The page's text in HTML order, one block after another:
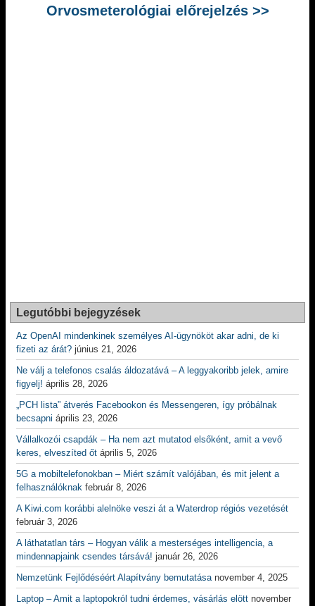
Orvosmeterológiai előrejelzés >>
Legutóbbi bejegyzések
Az OpenAI mindenkinek személyes AI-ügynököt akar adni, de ki
fizeti az árát? június 21, 2026
Ne válj a telefonos csalás áldozatává – A leggyakoribb jelek, amire
figyelj! április 28, 2026
„PCH lista” átverés Facebookon és Messengeren, így próbálnak
becsapni április 23, 2026
Vállalkozói csapdák – Ha nem azt mutatod elsőként, amit a vevő
keres, elveszíted őt április 5, 2026
5G a mobiltelefonokban – Miért számít valójában, és mit jelent a
felhasználóknak február 8, 2026
A Kiwi.com korábbi alelnöke veszi át a Waterdrop régiós vezetését
február 3, 2026
A láthatatlan társ – Hogyan válik a mesterséges intelligencia, a
mindennapjaink csendes társává! január 26, 2026
Nemzetünk Fejlődéséért Alapítvány bemutatása november 4, 2025
Laptop – Amit a laptopokról tudni érdemes, vásárlás elött november